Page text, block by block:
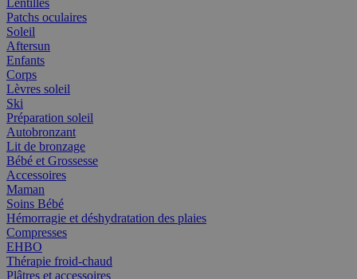
Lentilles
Patchs oculaires
Soleil
Aftersun
Enfants
Corps
Lèvres soleil
Ski
Préparation soleil
Autobronzant
Lit de bronzage
Bébé et Grossesse
Accessoires
Maman
Soins Bébé
Hémorragie et déshydratation des plaies
Compresses
EHBO
Thérapie froid-chaud
Plâtres et accessoires